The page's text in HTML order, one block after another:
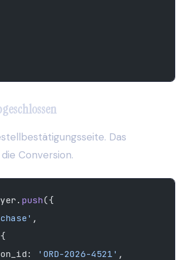
Das
Conversion.
push({
,
'ORD-2026-4521' ,